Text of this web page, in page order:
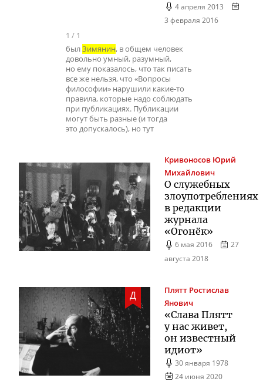
4 апреля 2013
3 февраля 2016
1 / 1
былЗимянин, в общем человек
довольно умный, разумный,
но ему показалось, что так писать
все же нельзя, что «Вопросы
философии» нарушили какие-то
правила, которые надо соблюдать
при публикациях. Публикации
могут быть разные (и тогда
это допускалось), но тут
Кривоносов Юрий
Михайлович
О служебных
злоупотреблениях
в редакции
журнала
«Огонёк»
6 мая 2016
27
августа 2018
Д Плятт Ростислав
Янович
«Слава Плятт
у нас живет,
он известный
идиот»
30 января 1978
24 июня 2020